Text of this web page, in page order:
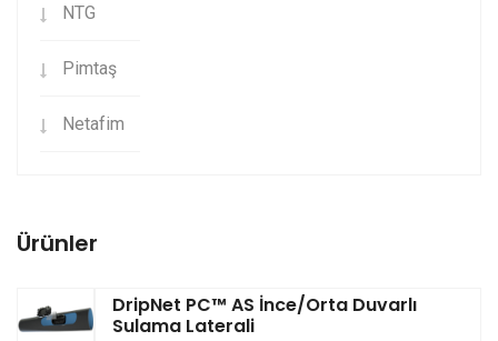
NTG
Pimtaş
Netafim
Ürünler
DripNet PC™ AS İnce/Orta Duvarlı
Sulama Laterali